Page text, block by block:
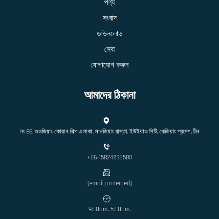
পণ্য
সংবাদ
ডাউনলোড
সেবা
যোগাযোগ করুন
আমাদের ঠিকানা
নং 66, গুওজিয়াং কোয়ান শিল্প এলাকা, লানজিয়াং রাস্তা, ইউইয়াও সিটি, ঝেজিয়াং প্রদেশ, চীন
+86-15824238580
[email protected]
9:00am.-5:00pm.